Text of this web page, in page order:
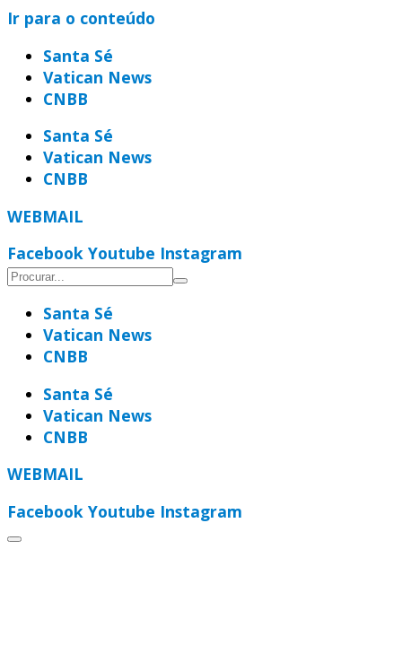
Ir para o conteúdo
Santa Sé
Vatican News
CNBB
Santa Sé
Vatican News
CNBB
WEBMAIL
Facebook Youtube Instagram
Santa Sé
Vatican News
CNBB
Santa Sé
Vatican News
CNBB
WEBMAIL
Facebook Youtube Instagram